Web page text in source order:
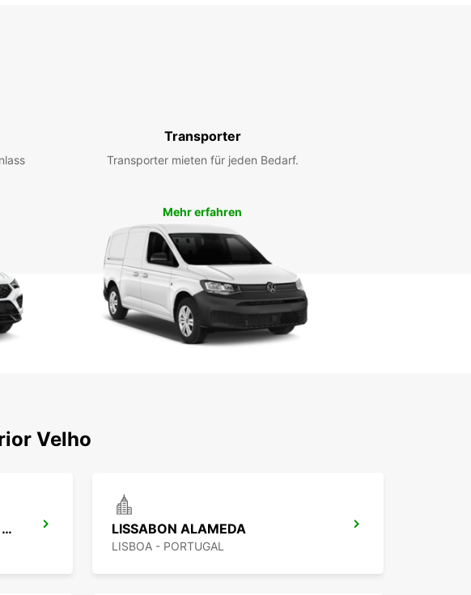
Transporter
Transporter mieten für jeden Bedarf.
Mehr erfahren
Velho
LISSABON BAHNHOF GARE DO ORIENTE LISSABON ALAMEDA
LISBOA - PORTUGAL